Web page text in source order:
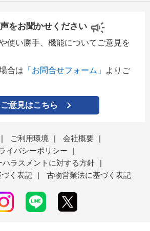
をお聞かせください
使い勝手、機能についてご意見を
合は 「お問合せフォーム」
よりご
ご意見はこちら
| ご利用環境 | 会社概要
|
イバシーポリシー
|
ハラスメントに対する方針
|
く表記
| 古物営業法に基づく表記